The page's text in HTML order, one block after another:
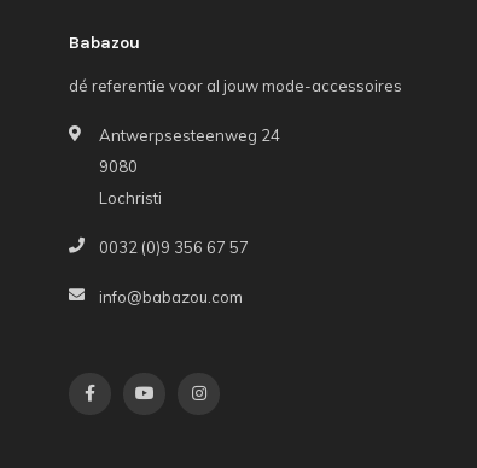
Babazou
dé referentie voor al jouw mode-accessoires
Antwerpsesteenweg 24
9080
Lochristi
0032 (0)9 356 67 57
info@babazou.com